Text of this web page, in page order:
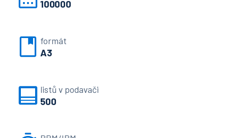
100000
formát
A3
listů v podavači
500